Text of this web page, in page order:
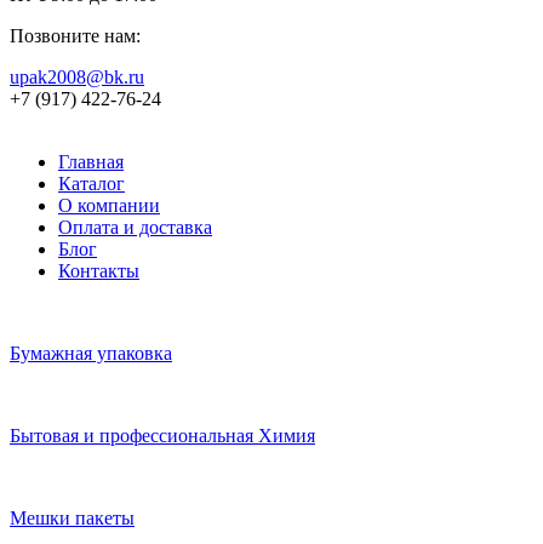
Позвоните нам:
upak2008@bk.ru
+7 (917) 422-76-24
Главная
Каталог
О компании
Оплата и доставка
Блог
Контакты
Бумажная упаковка
Бытовая и профессиональная Химия
Мешки пакеты